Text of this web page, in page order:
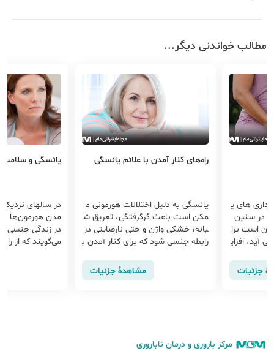
مطالب خواندنی دیگر...
هورمونی م
تعریق ش
نارضایتی در
کنار آمدن ب
از جمله ...
جزئیات
یائسگی و سلامت جنسی
در سال‎های نزدیک به یائسگی، پایین آ
مدن هورمون‌ها باعث ایجاد تغییراتی
در زندگی جنسی می‌شود. برخی از زنان
می‌گویند که از رابطه جنسی بیشتر لذ
که کمتر به رابطه جنسی فکر می‎کنند
یا از آن لذت نمی‎برند.
مشاهدهٔ جزئیات
خونریزی بعد
در صورت وجود
گی، علت
سی قرار
خونریزی بعد
مرکز باروری و درمان ناباروری